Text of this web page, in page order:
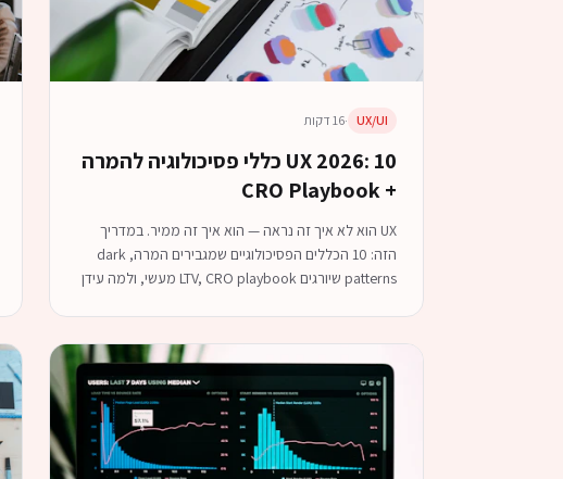
UX/UI
·16 דקות
UX 2026: 10 כללי פסיכולוגיה להמרה
+ CRO Playbook
UX הוא לא איך זה נראה — הוא איך זה ממיר. במדריך
הזה: 10 הכללים הפסיכולוגיים שמגבירים המרה, dark
patterns שיורגים LTV, CRO playbook מעשי, ולמה עידן